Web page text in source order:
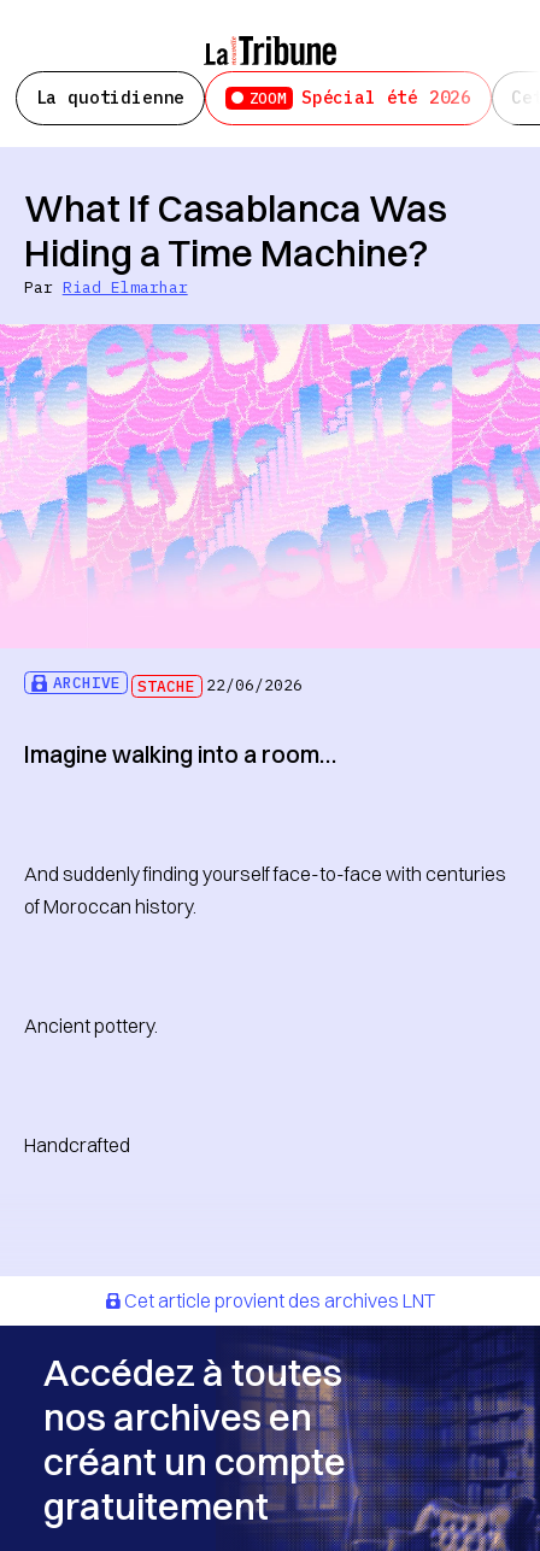
La quotidienne ZOOM Spécial été 2026
ARCHIVE STACHE 22/06/2026
What If Casablanca Was
Hiding a Time Machine?
Par Riad Elmarhar
Imagine walking into a room…
And suddenly finding yourself face-to-face with centuries
of Moroccan history.
Ancient pottery.
Handcrafted
Cet article provient des archives LNT
Accédez à toutes
nos archives en
créant un compte
gratuitement